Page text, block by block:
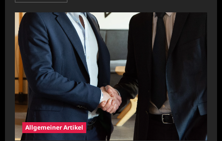
Moderne
Geschäftsprozesse
mit
nachhaltiger
Leistungsfähigkeit
Allgemeiner Artikel